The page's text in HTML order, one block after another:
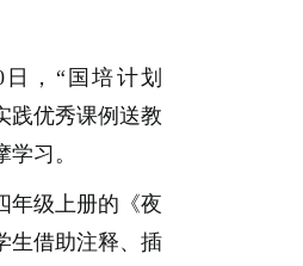
， “国培计划
践优秀课例送教
习。
年级上册的《夜
生借助注释、插